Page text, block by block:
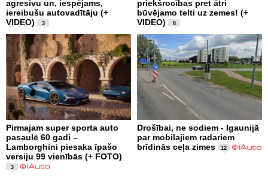
agresīvu un, iespējams,
iereibušu autovadītāju (+
VIDEO)
3
priekšrocības pret ātri
būvējamo telti uz zemes! (+
VIDEO)
8
Pirmajam super sporta auto
pasaulē 60 gadi –
Lamborghini piesaka īpašo
versiju 99 vienībās (+ FOTO)
3
Drošībai, ne sodiem - Igaunijā
par mobilajiem radariem
brīdinās ceļa zimes
12